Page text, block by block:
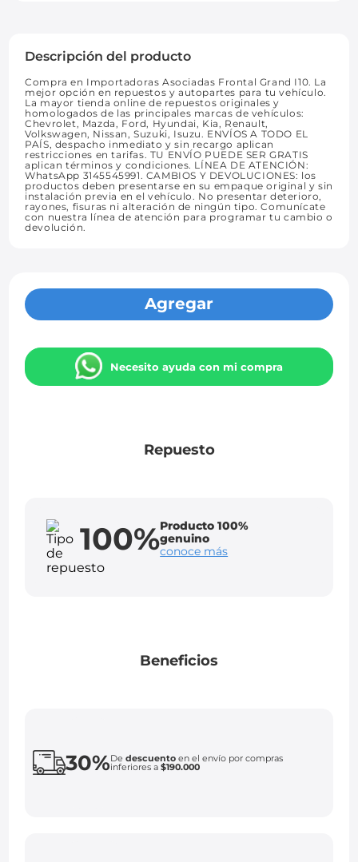
Descripción del producto
Compra en Importadoras Asociadas Frontal Grand I10. La
mejor opción en repuestos y autopartes para tu vehículo.
La mayor tienda online de repuestos originales y
homologados de las principales marcas de vehículos:
Chevrolet, Mazda, Ford, Hyundai, Kia, Renault,
Volkswagen, Nissan, Suzuki, Isuzu. ENVÍOS A TODO EL
PAÍS, despacho inmediato y sin recargo aplican
restricciones en tarifas. TU ENVÍO PUEDE SER GRATIS
aplican términos y condiciones. LÍNEA DE ATENCIÓN:
WhatsApp 3145545991. CAMBIOS Y DEVOLUCIONES: los
productos deben presentarse en su empaque original y sin
instalación previa en el vehículo. No presentar deterioro,
rayones, fisuras ni alteración de ningún tipo. Comunícate
con nuestra línea de atención para programar tu cambio o
devolución.
Agregar
Necesito ayuda con mi compra
Repuesto
100%Producto 100%
genuino
conoce más
Beneficios
30%Dedescuento en el envío por compras
inferiores a$190.000